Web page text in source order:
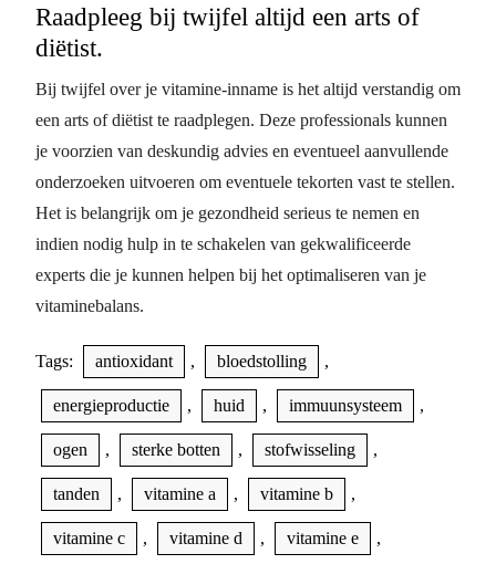
Raadpleeg bij twijfel altijd een arts of
diëtist.
Bij twijfel over je vitamine-inname is het altijd verstandig om
een arts of diëtist te raadplegen. Deze professionals kunnen
je voorzien van deskundig advies en eventueel aanvullende
onderzoeken uitvoeren om eventuele tekorten vast te stellen.
Het is belangrijk om je gezondheid serieus te nemen en
indien nodig hulp in te schakelen van gekwalificeerde
experts die je kunnen helpen bij het optimaliseren van je
vitaminebalans.
Tags: antioxidant , bloedstolling ,
energieproductie , huid , immuunsysteem ,
ogen , sterke botten , stofwisseling ,
tanden , vitamine a , vitamine b ,
vitamine c , vitamine d , vitamine e ,